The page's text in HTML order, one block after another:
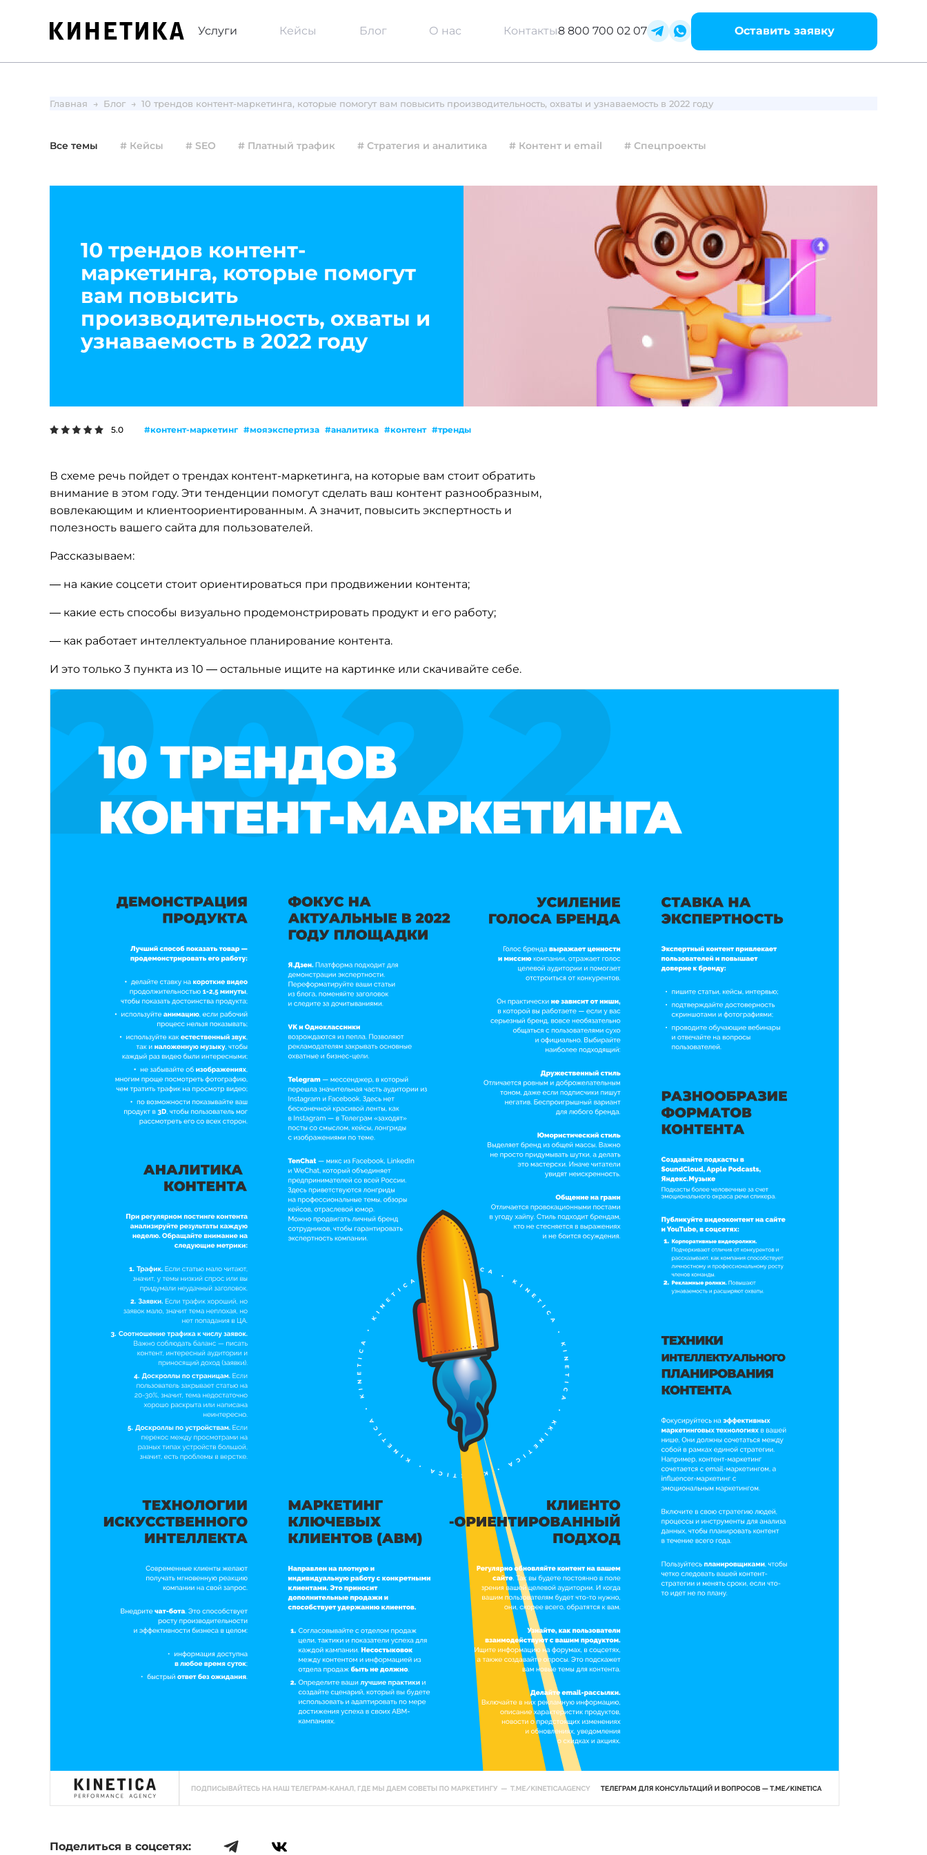
Услуги Кейсы Блог О нас Контакты8 800 700 02 07 Оставить заявку
Главная Блог 10 трендов контент-маркетинга, которые помогут вам повысить производительность, охваты и узнаваемость в 2022 году
Все темы # Кейсы # SEO # Платный трафик # Стратегия и аналитика # Контент и email # Спецпроекты
10 трендов контент-
маркетинга, которые помогут
вам повысить
производительность, охваты и
узнаваемость в 2022 году
5.0 #контент-маркетинг #мояэкспертиза #аналитика #контент #тренды
В схеме речь пойдет о трендах контент-маркетинга, на которые вам стоит обратить
внимание в этом году. Эти тенденции помогут сделать ваш контент разнообразным,
вовлекающим и клиентоориентированным. А значит, повысить экспертность и
полезность вашего сайта для пользователей.
Рассказываем:
— на какие соцсети стоит ориентироваться при продвижении контента;
— какие есть способы визуально продемонстрировать продукт и его работу;
— как работает интеллектуальное планирование контента.
И это только 3 пункта из 10 — остальные ищите на картинке или скачивайте себе.
Поделиться в соцсетях: